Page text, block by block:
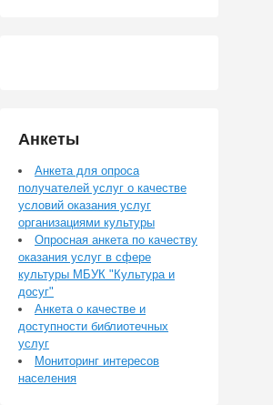
Анкеты
Анкета для опроса
получателей услуг о качестве
условий оказания услуг
организациями культуры
Опросная анкета по качеству
оказания услуг в сфере
культуры МБУК "Культура и
досуг"
Анкета о качестве и
доступности библиотечных
услуг
Мониторинг интересов
населения